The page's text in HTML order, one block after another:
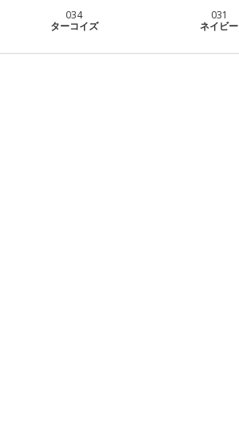
034
ターコイズ
031
ネイビー